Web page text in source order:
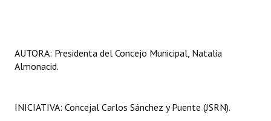
AUTORA: Presidenta del Concejo Municipal, Natalia
Almonacid.
INICIATIVA: Concejal Carlos Sánchez y Puente (JSRN).